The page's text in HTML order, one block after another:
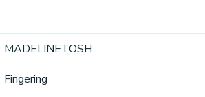
MADELINETOSH
Fingering